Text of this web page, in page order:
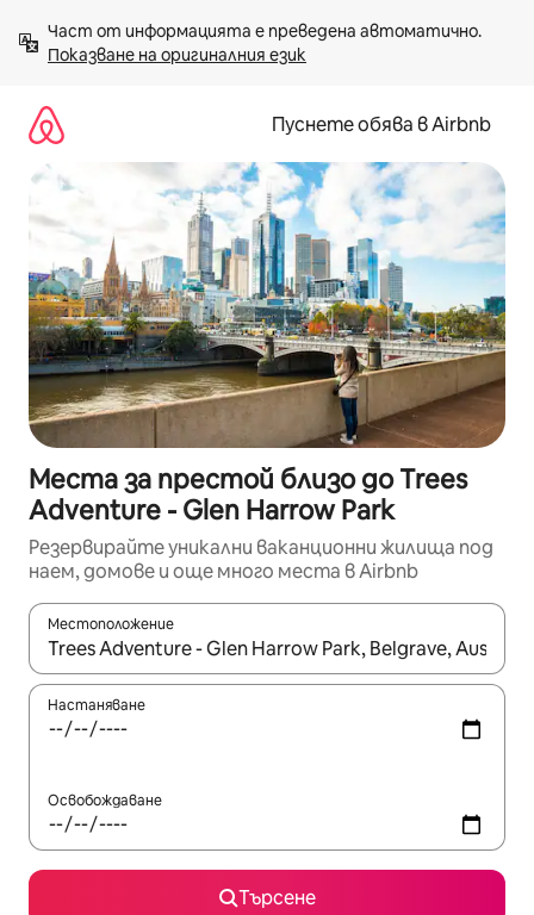
към
съдържанието
Показване на оригиналния език
Пуснете обява в Airbnb
Места за престой близо до Trees
Adventure - Glen Harrow Park
Резервирайте уникални ваканционни жилища под
наем, домове и още много места в Airbnb
Местоположение
Когато резултатите се покажат, използвайте
Настаняване
Освобождаване
Търсене